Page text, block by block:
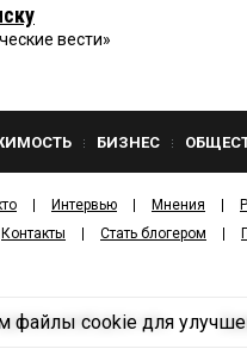
вести»
БИЗНЕС
Интервью Мнения
Контакты Стать блогером
ДОМ «КВ».
файлы cookie для